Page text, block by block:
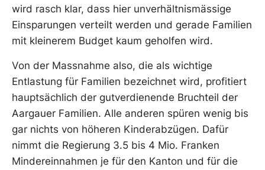
wird rasch klar, dass hier unverhältnismässige
Einsparungen verteilt werden und gerade Familien
mit kleinerem Budget kaum geholfen wird.
Von der Massnahme also, die als wichtige
Entlastung für Familien bezeichnet wird, profitiert
hauptsächlich der gutverdienende Bruchteil der
Aargauer Familien. Alle anderen spüren wenig bis
gar nichts von höheren Kinderabzügen. Dafür
nimmt die Regierung 3.5 bis 4 Mio. Franken
Mindereinnahmen je für den Kanton und für die